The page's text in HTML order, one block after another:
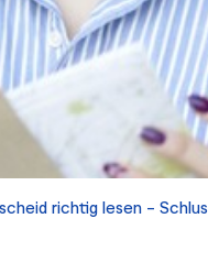
richtig lesen -